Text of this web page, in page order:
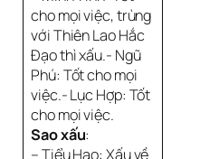
cho mọi việc, trùng
với Thiên Lao Hắc
Đạo thì xấu.- Ngũ
Phú: Tốt cho mọi
việc.- Lục Hợp: Tốt
cho mọi việc.
Sao xấu:
– Tiểu Hao: Xấu về